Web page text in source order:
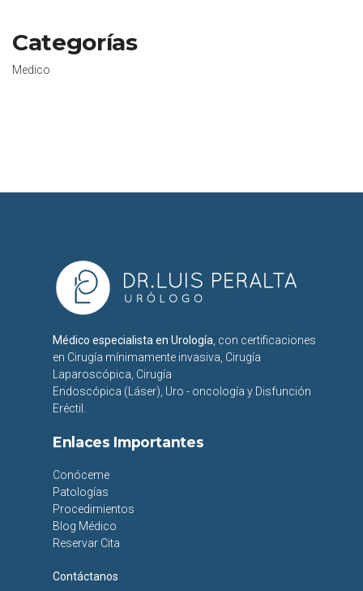
Categorías
Medico
Médico especialista en Urología , con certificaciones
en Cirugía mínimamente invasiva, Cirugía
Laparoscópica, Cirugía
Endoscópica (Láser), Uro - oncología y Disfunción
Eréctil.
Enlaces Importantes
Conóceme
Patologías
Procedimientos
Blog Médico
Reservar Cita
Contáctanos